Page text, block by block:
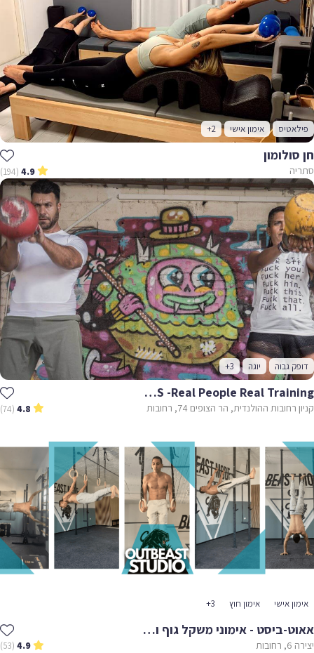
פילאטיס אימון אישי +2
חן סולומון
סתריה 4.9
(194)
דופק גבוה יוגה +3
SKILLS -Real People Real Training
קניון רחובות ההולנדית, הר הצופים 74, רחובות 4.8
(74)
אימון אישי אימון חוץ +3
אאוט-ביסט - אימוני משקל גוף וקליסטניקס ברחובות ‏
יצירה 6, רחובות 4.9
(53)